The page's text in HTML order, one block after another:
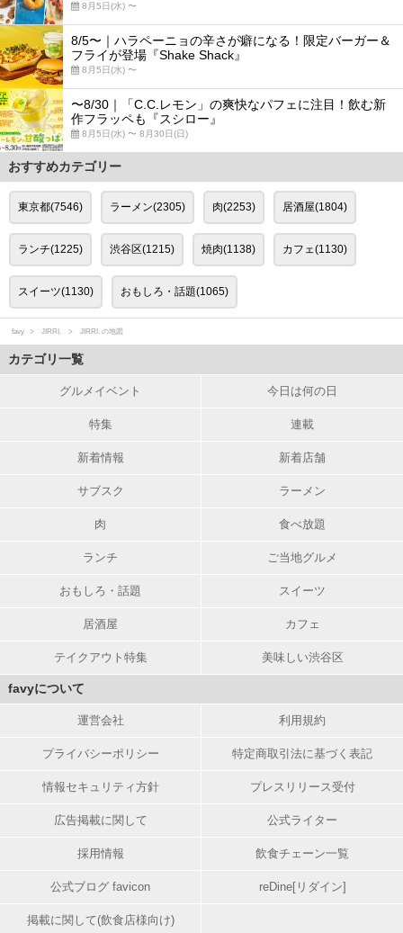
8月5日(水) 〜
8/5〜｜ハラペーニョの辛さが癖になる！限定バーガー＆
フライが登場『Shake Shack』
8月5日(水) 〜
〜8/30｜「C.C.レモン」の爽快なパフェに注目！飲む新
作フラッペも『スシロー』
8月5日(水) 〜 8月30日(日)
おすすめカテゴリー
東京都(7546) ラーメン(2305) 肉(2253) 居酒屋(1804)
ランチ(1225) 渋谷区(1215) 焼肉(1138) カフェ(1130)
スイーツ(1130) おもしろ・話題(1065)
favy JIRRI. JIRRI. の地図
カテゴリ一覧
グルメイベント 今日は何の日
特集 連載
新着情報 新着店舗
サブスク ラーメン
肉 食べ放題
ランチ ご当地グルメ
おもしろ・話題 スイーツ
居酒屋 カフェ
テイクアウト特集 美味しい渋谷区
favyについて
運営会社 利用規約
プライバシーポリシー 特定商取引法に基づく表記
情報セキュリティ方針 プレスリリース受付
広告掲載に関して 公式ライター
採用情報 飲食チェーン一覧
公式ブログ favicon reDine[リダイン]
掲載に関して(飲食店様向け)